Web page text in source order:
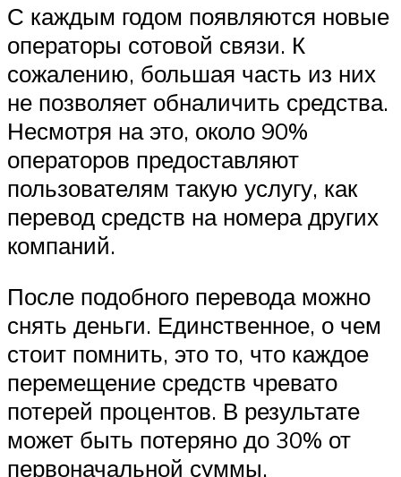
С каждым годом появляются новые
операторы сотовой связи. К
сожалению, большая часть из них
не позволяет обналичить средства.
Несмотря на это, около 90%
операторов предоставляют
пользователям такую услугу, как
перевод средств на номера других
компаний.
После подобного перевода можно
снять деньги. Единственное, о чем
стоит помнить, это то, что каждое
перемещение средств чревато
потерей процентов. В результате
может быть потеряно до 30% от
первоначальной суммы.